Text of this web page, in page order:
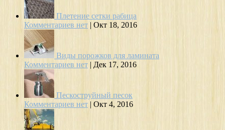
Плетение сетки рабица
Комментариев нет | Окт 18, 2016
Виды порожков для ламината
Комментариев нет | Дек 17, 2016
Пескоструйный песок
Комментариев нет | Окт 4, 2016